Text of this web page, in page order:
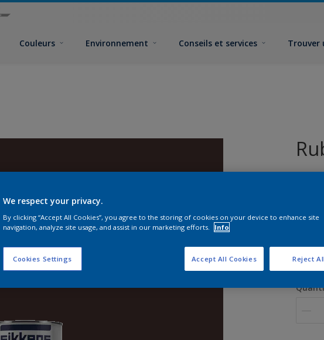
Couleurs Environnement Conseils et services Trouver
We respect your privacy.
By clicking “Accept All Cookies”, you agree to the storing of cookies on your device to enhance site
navigation, analyze site usage, and assist in our marketing efforts.
Info
Cookies Settings Reject All
Accept All Cookies